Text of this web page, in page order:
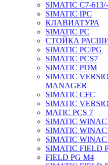
SIMATIC C7-
SIMATIC IPC
КЛАВИАТУРА
SIMATIC PC
СТОЙКА
SIMATIC PC/PG
SIMATIC PCS7
SIMATIC PDM
SIMATIC
MANAGER
SIMATIC CFC
SIMATIC
MATIC PCS 7
SIMATIC WINAC
SIMATIC WINAC
SIMATIC WINAC
SIMATIC FIELD
FIELD PG M4